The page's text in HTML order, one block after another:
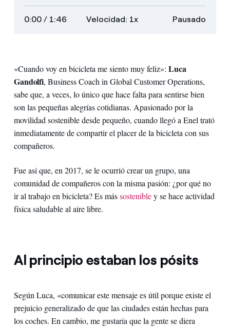
subtítulos
descripciones
transcripción
a
pantalla
0:00/ 1:46 Velocidad: 1x Pausado
«Cuando voy en bicicleta me siento muy feliz»: Luca
Gandolfi, Business Coach in Global Customer Operations,
sabe que, a veces, lo único que hace falta para sentirse bien
son las pequeñas alegrías cotidianas. Apasionado por la
movilidad sostenible desde pequeño, cuando llegó a Enel trató
inmediatamente de compartir el placer de la bicicleta con sus
compañeros.
Fue así que, en 2017, se le ocurrió crear un grupo, una
comunidad de compañeros con la misma pasión: ¿por qué no
ir al trabajo en bicicleta? Es mássostenibley se hace actividad
física saludable al aire libre.
Al principio estaban los pósits
Según Luca, «comunicar este mensaje es útil porque existe el
prejuicio generalizado de que las ciudades están hechas para
los coches. En cambio, me gustaría que la gente se diera